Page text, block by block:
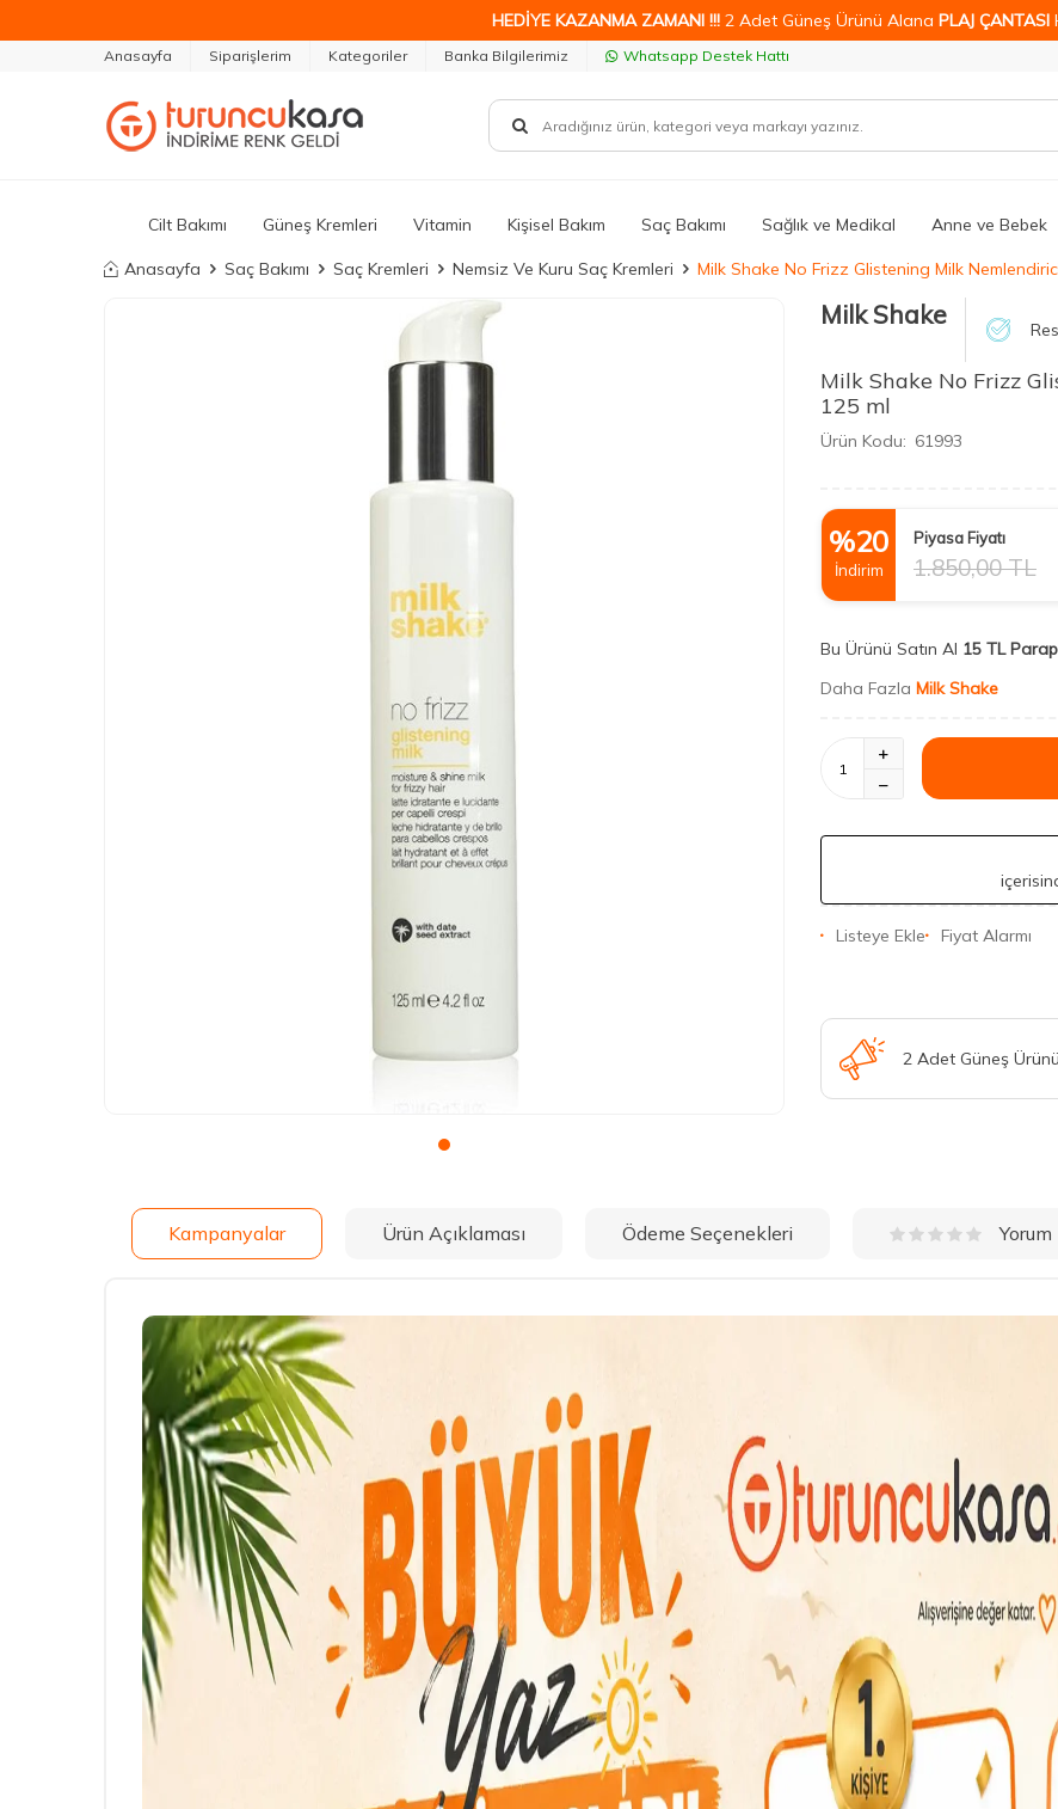
HEDİYE KAZANMA ZAMANI !!! 2 Adet Güneş Ürünü Alana PLAJ ÇANTASI
Anasayfa Siparişlerim Kategoriler Banka Bilgilerimiz Whatsapp Destek Hattı
Cilt Bakımı Güneş Kremleri Vitamin Kişisel Bakım Saç Bakımı Sağlık ve Medikal Anne ve Bebek
Anasayfa Saç Bakımı Saç Kremleri Nemsiz Ve Kuru Saç Kremleri Milk Shake No Frizz Glistening Milk
Milk Shake
Milk Shake No Frizz
125 ml
Ürün Kodu: 61993
%20
İndirim
Piyasa Fiyatı
1.850,00TL
Bu Ürünü Satın Al 15 TL
Daha Fazla Milk Shake
Listeye Ekle Fiyat Alarmı
2 Adet Güneş
Kampanyalar Ürün Açıklaması Ödeme Seçenekleri Yorum